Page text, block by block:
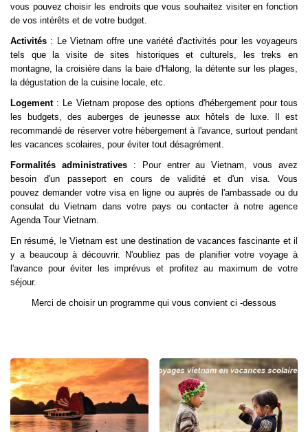
vous pouvez choisir les endroits que vous souhaitez visiter en fonction
de vos intérêts et de votre budget.
Activités : Le Vietnam offre une variété d'activités pour les voyageurs
tels que la visite de sites historiques et culturels, les treks en
montagne, la croisière dans la baie d'Halong, la détente sur les plages,
la dégustation de la cuisine locale, etc.
Logement : Le Vietnam propose des options d'hébergement pour tous
les budgets, des auberges de jeunesse aux hôtels de luxe. Il est
recommandé de réserver votre hébergement à l'avance, surtout pendant
les vacances scolaires, pour éviter tout désagrément.
Formalités administratives: Pour entrer au Vietnam, vous avez
besoin d'un passeport en cours de validité et d'un visa. Vous
pouvez demander votre visa en ligne ou auprès de l'ambassade ou du
consulat du Vietnam dans votre pays ou contacter à notre agence
Agenda Tour Vietnam.
En résumé, le Vietnam est une destination de vacances fascinante et il
y a beaucoup à découvrir. N'oubliez pas de planifier votre voyage à
l'avance pour éviter les imprévus et profitez au maximum de votre
séjour.
Merci de choisir un programme qui vous convient ci -dessous